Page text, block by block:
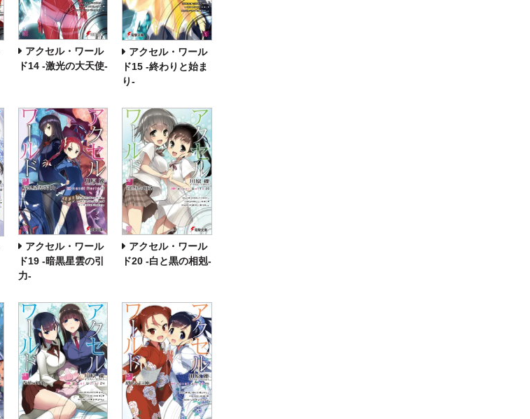
アクセル・ワール
ド14 ‐激光の大天使‐
アクセル・ワール
ド15 ‐終わりと始ま
り‐
アクセル・ワール
ド19 ‐暗黒星雲の引
力‐
アクセル・ワール
ド20 ‐白と黒の相剋‐